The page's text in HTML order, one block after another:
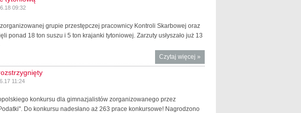
09:32
grupie przestępczej pracownicy Kontroli Skarbowej oraz
ponad 18 ton suszu i 5 ton krajanki tytoniowej. Zarzuty usłyszało już 13
Czytaj więcej o Uderzenie w
zorganizowaną
»
11:24
konkursu dla gimnazjalistów zorganizowanego przez
Do konkursu nadesłano aż 263 prace konkursowe! Nagrodzono